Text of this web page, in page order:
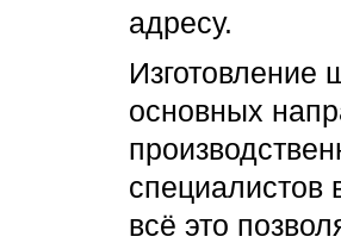
адресу.
Изготовление
основных
всё это